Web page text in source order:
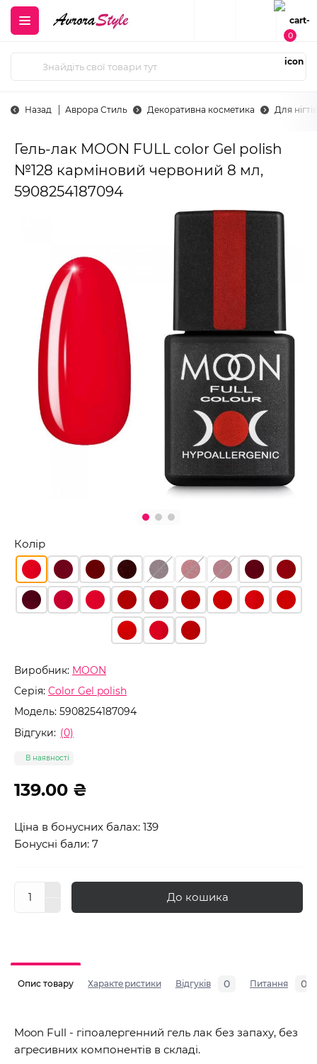
0
Назад Аврора Стиль Декоративна косметика Для нігтів
Гель-лак MOON FULL color Gel polish
№128 карміновий червоний 8 мл,
5908254187094
Виробник: MOON
Серія: Color Gel polish
Модель: 5908254187094
Відгуки: (0)
В наявності
Колір
139.00 ₴
Ціна в бонусних балах: 139
Бонусні бали: 7
До кошика
Опис товару Характеристики Відгуків 0 Питання 0
Moon Full - гіпоалергенний гель лак без запаху, без
агресивних компонентів в складі.